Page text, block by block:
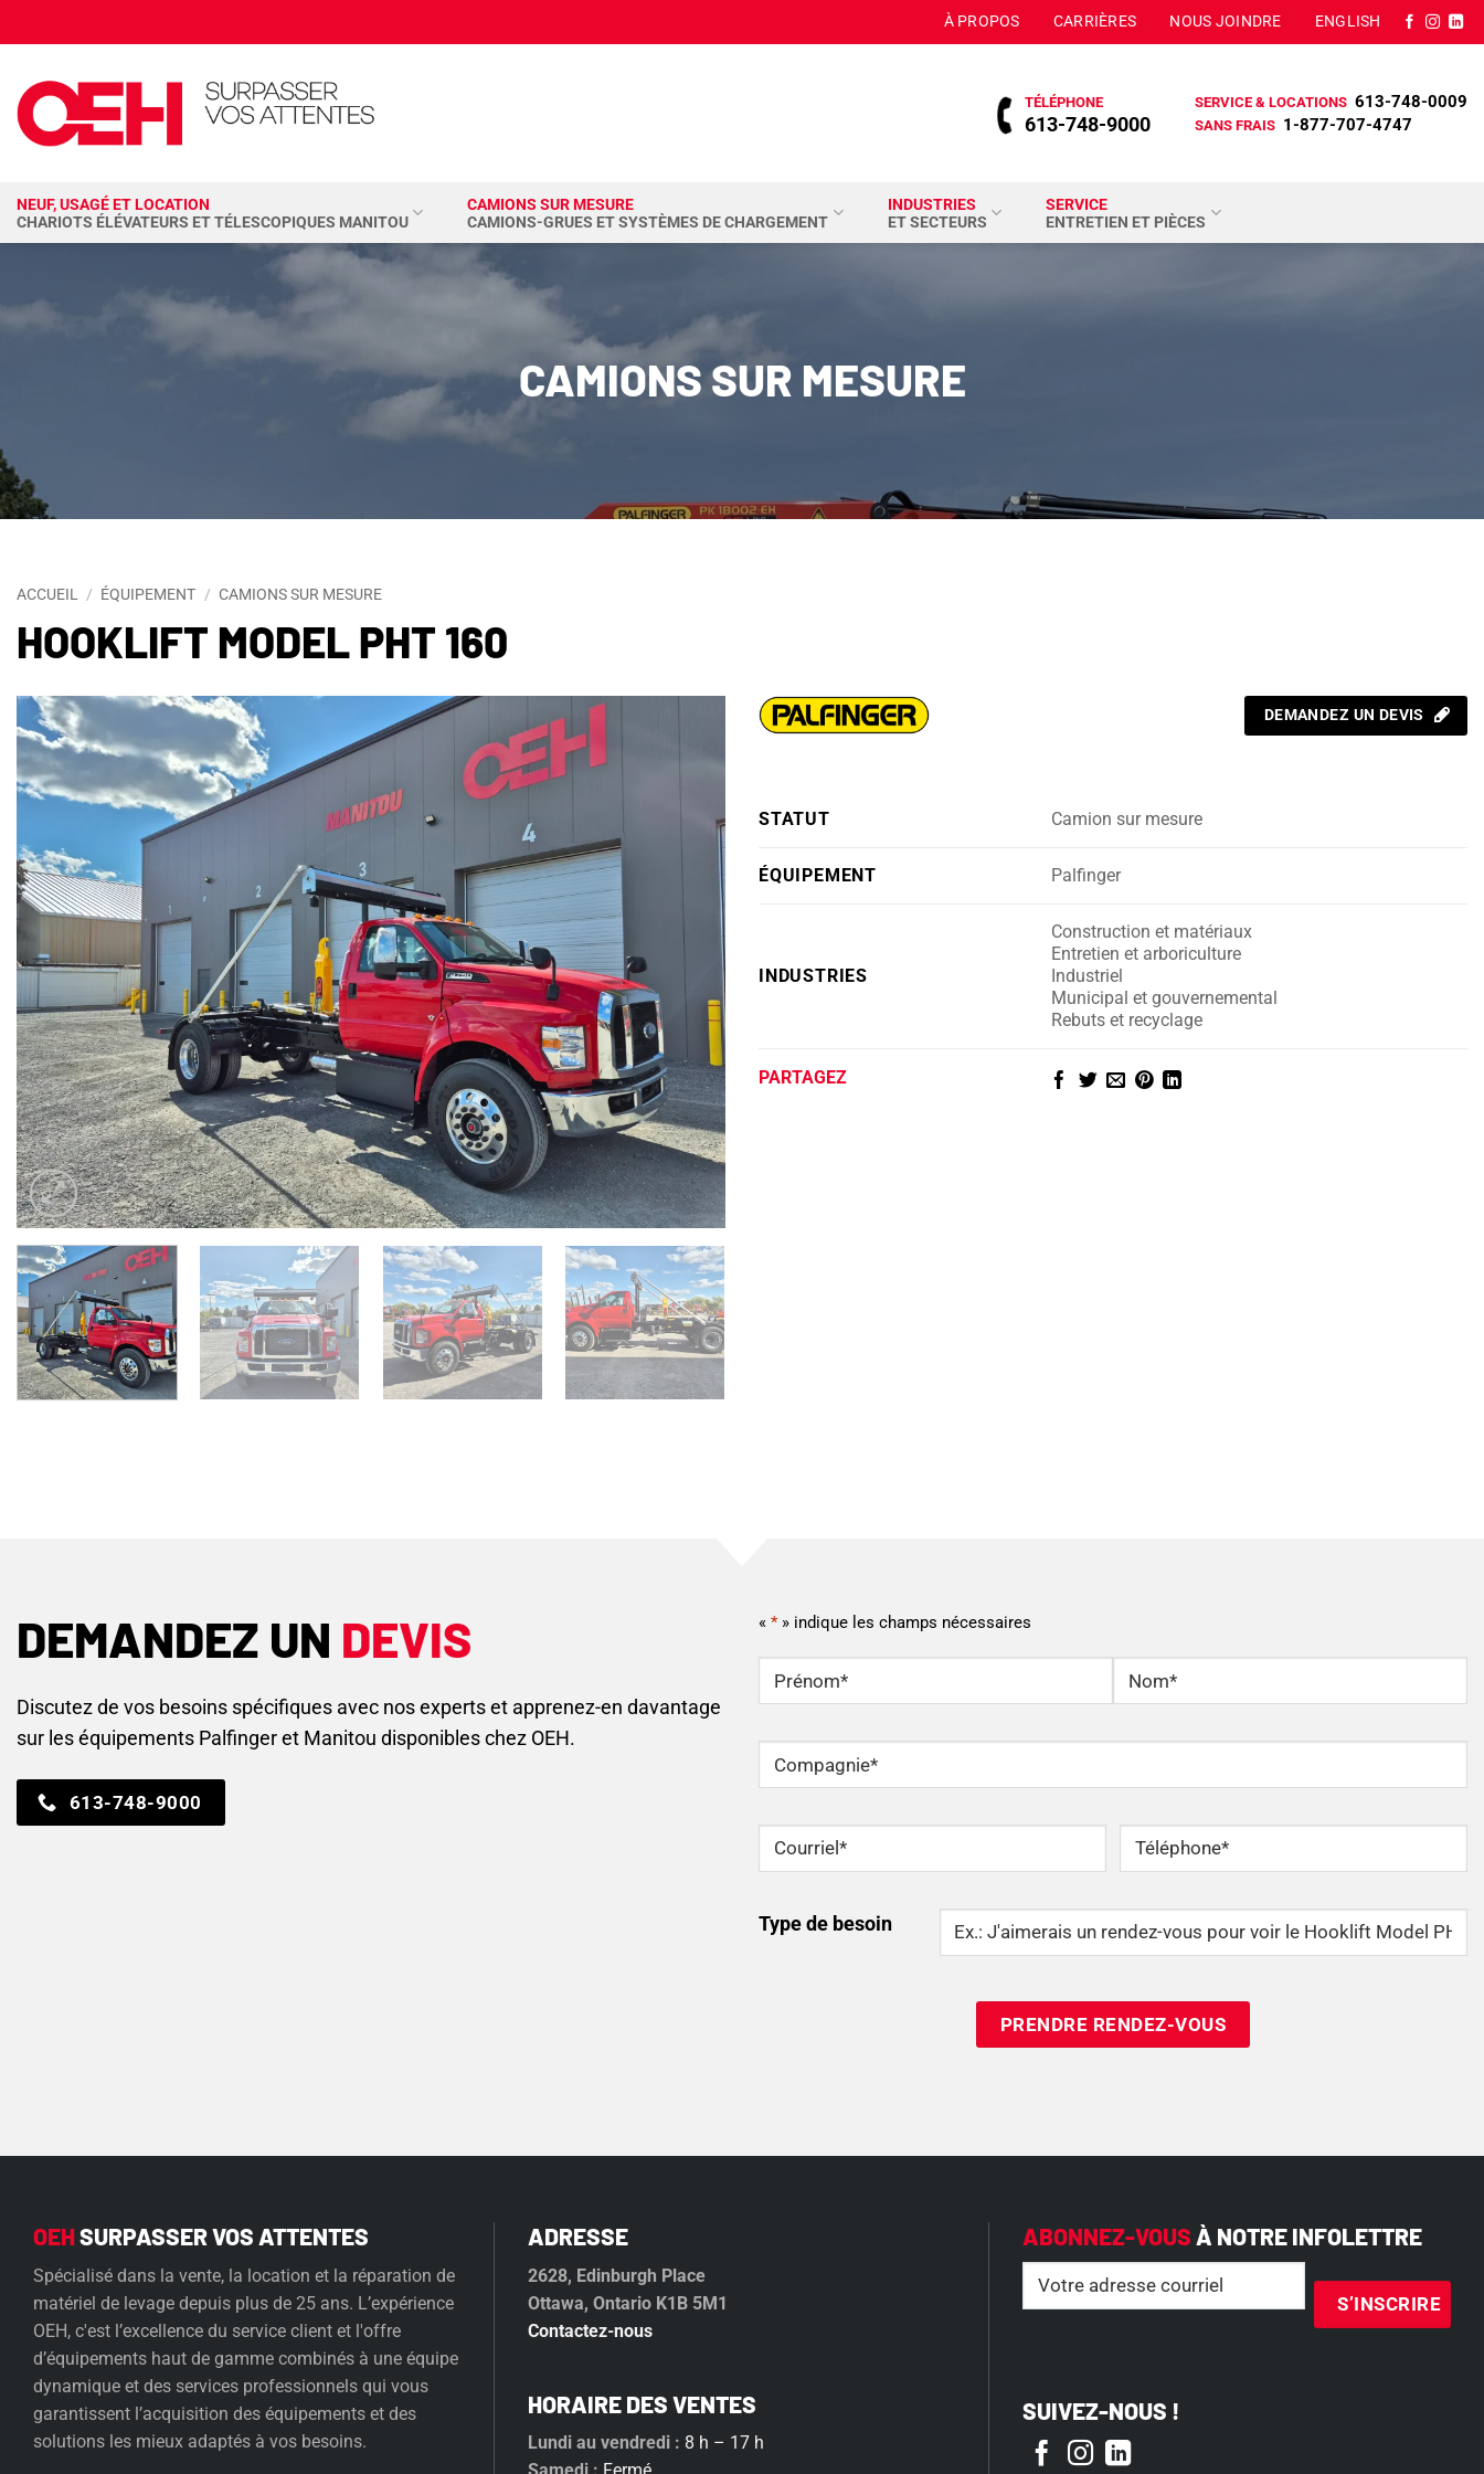
au
contenu
À PROPOS CARRIÈRES NOUS JOINDRE ENGLISH
TÉLÉPHONE
613-748-9000
SERVICE & LOCATIONS 613-748-0009
SANS FRAIS 1-877-707-4747
NEUF, USAGÉ ET LOCATION
CHARIOTS ÉLÉVATEURS ET TÉLESCOPIQUES MANITOU
CAMIONS SUR MESURE
CAMIONS-GRUES ET SYSTÈMES DE CHARGEMENT
INDUSTRIES
ET SECTEURS
SERVICE
ENTRETIEN ET PIÈCES
CAMIONS SUR MESURE
ACCUEIL / ÉQUIPEMENT / CAMIONS SUR MESURE
HOOKLIFT MODEL PHT 160
DEMANDEZ UN DEVIS
STATUT Camion sur mesure
ÉQUIPEMENT Palfinger
INDUSTRIES
Construction et matériaux
Entretien et arboriculture
Industriel
Municipal et gouvernemental
Rebuts et recyclage
PARTAGEZ
DEMANDEZ UN DEVIS
Discutez de vos besoins spécifiques avec nos experts et apprenez-en davantage
sur les équipements Palfinger et Manitou disponibles chez OEH.
613-748-9000
« *» indique les champs nécessaires
NOM
Compagnie
Courriel * Téléphone
Type de besoin
Type
OEHSURPASSER VOS ATTENTES
Spécialisé dans la vente, la location et la réparation de
matériel de levage depuis plus de 25 ans. L’expérience
OEH, c'est l’excellence du service client et l'offre
d’équipements haut de gamme combinés à une équipe
dynamique et des services professionnels qui vous
garantissent l’acquisition des équipements et des
solutions les mieux adaptés à vos besoins.
ADRESSE
2628, Edinburgh Place
Ottawa, Ontario K1B 5M1
Contactez-nous
HORAIRE DES VENTES
Lundi au vendredi : 8 h – 17 h
ABONNEZ-VOUS À NOTRE INFOLETTRE
Email (Nécessaire)
SUIVEZ-NOUS !